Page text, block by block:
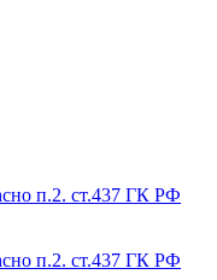
п.2. ст.437 ГК РФ
п.2. ст.437 ГК РФ